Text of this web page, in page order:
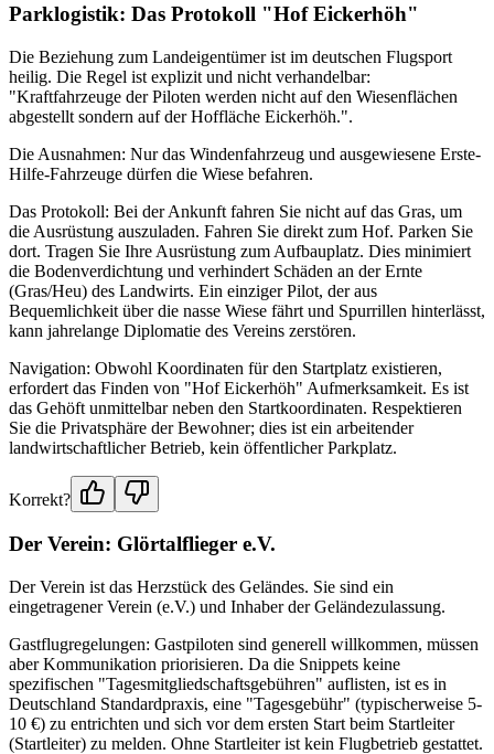
Parklogistik: Das Protokoll "Hof Eickerhöh"
Die Beziehung zum Landeigentümer ist im deutschen Flugsport
heilig. Die Regel ist explizit und nicht verhandelbar:
"Kraftfahrzeuge der Piloten werden nicht auf den Wiesenflächen
abgestellt sondern auf der Hoffläche Eickerhöh.".
Die Ausnahmen: Nur das Windenfahrzeug und ausgewiesene Erste-
Hilfe-Fahrzeuge dürfen die Wiese befahren.
Das Protokoll: Bei der Ankunft fahren Sie nicht auf das Gras, um
die Ausrüstung auszuladen. Fahren Sie direkt zum Hof. Parken Sie
dort. Tragen Sie Ihre Ausrüstung zum Aufbauplatz. Dies minimiert
die Bodenverdichtung und verhindert Schäden an der Ernte
(Gras/Heu) des Landwirts. Ein einziger Pilot, der aus
Bequemlichkeit über die nasse Wiese fährt und Spurrillen hinterlässt,
kann jahrelange Diplomatie des Vereins zerstören.
Navigation: Obwohl Koordinaten für den Startplatz existieren,
erfordert das Finden von "Hof Eickerhöh" Aufmerksamkeit. Es ist
das Gehöft unmittelbar neben den Startkoordinaten. Respektieren
Sie die Privatsphäre der Bewohner; dies ist ein arbeitender
landwirtschaftlicher Betrieb, kein öffentlicher Parkplatz.
Korrekt?
Der Verein: Glörtalflieger e.V.
Der Verein ist das Herzstück des Geländes. Sie sind ein
eingetragener Verein (e.V.) und Inhaber der Geländezulassung.
Gastflugregelungen: Gastpiloten sind generell willkommen, müssen
aber Kommunikation priorisieren. Da die Snippets keine
spezifischen "Tagesmitgliedschaftsgebühren" auflisten, ist es in
Deutschland Standardpraxis, eine "Tagesgebühr" (typischerweise 5-
10 €) zu entrichten und sich vor dem ersten Start beim Startleiter
(Startleiter) zu melden. Ohne Startleiter ist kein Flugbetrieb gestattet.